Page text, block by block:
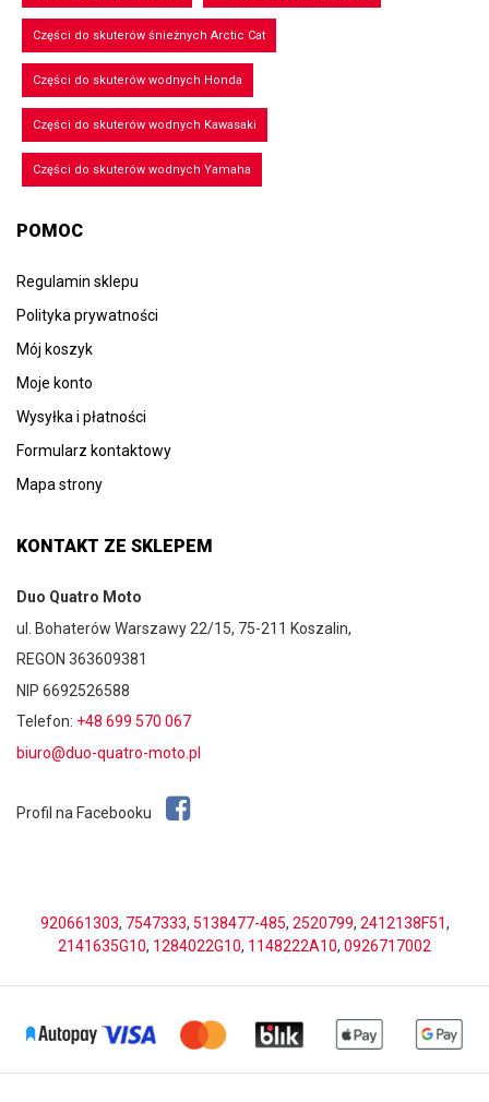
Części do skuterów śnieżnych Arctic Cat
Części do skuterów wodnych Honda
Części do skuterów wodnych Kawasaki
Części do skuterów wodnych Yamaha
POMOC
Regulamin sklepu
Polityka prywatności
Mój koszyk
Moje konto
Wysyłka i płatności
Formularz kontaktowy
Mapa strony
KONTAKT ZE SKLEPEM
Duo Quatro Moto
ul. Bohaterów Warszawy 22/15, 75-211 Koszalin,
REGON 363609381
NIP 6692526588
Telefon: +48 699 570 067
biuro@duo-quatro-moto.pl
Profil na Facebooku
920661303, 7547333, 5138477-485, 2520799, 2412138F51,
2141635G10, 1284022G10, 1148222A10, 0926717002